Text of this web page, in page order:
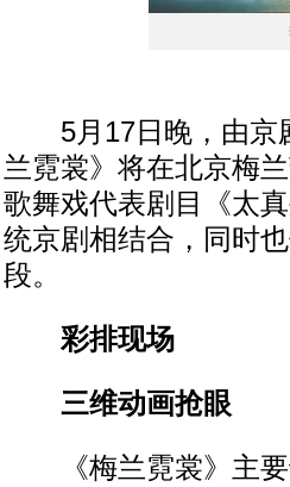
5月17日晚，由京
兰霓裳》将在北京梅
歌舞戏代表剧目《太
统京剧相结合，同时
段。
彩排现场
三维动画抢眼
《梅兰霓裳》主要